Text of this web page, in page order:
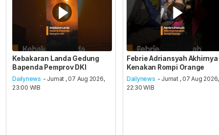
Kebakaran Landa Gedung
Bapenda Pemprov DKI
Dailynews - Jumat , 07 Aug 2026,
23:00 WIB
Febrie Adriansyah Akhirnya
Kenakan Rompi Orange
Dailynews - Jumat , 07 Aug 2026,
22:30 WIB